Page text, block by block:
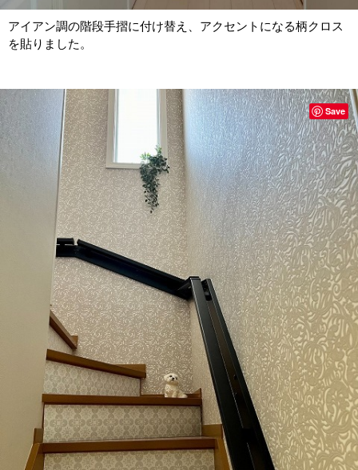
アイアン調の階段手摺に付け替え、アクセントになる柄クロス
を貼りました。
Save